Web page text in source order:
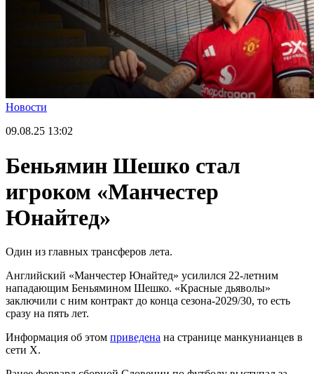
Новости
09.08.25 13:02
Беньямин Шешко стал
игроком «Манчестер
Юнайтед»
Один из главных трансферов лета.
Английский «Манчестер Юнайтед» усилился 22-летним
нападающим Беньямином Шешко. «Красные дьяволы»
заключили с ним контракт до конца сезона-2029/30, то есть
сразу на пять лет.
Информация об этом приведена на странице манкунианцев в
сети Х.